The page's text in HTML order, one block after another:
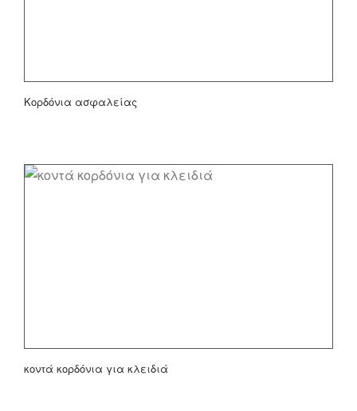
Κορδόνια ασφαλείας
κοντά κορδόνια για κλειδιά